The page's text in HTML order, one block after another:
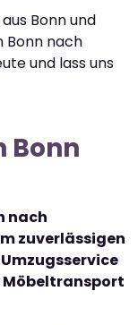
Bonn und
Bonn nach
und lass uns
Bonn
nach
zuverlässigen
Möbeltransport